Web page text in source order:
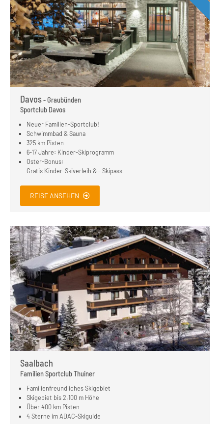
Davos- Graubünden
Sportclub Davos
Neuer Familien-Sportclub!
Schwimmbad & Sauna
325 km Pisten
6-17 Jahre: Kinder-Skiprogramm
Oster-Bonus:
Gratis Kinder-Skiverleih & - Skipass
REISE ANSEHEN
Saalbach
Familien Sportclub Thuiner
Familienfreundliches Skigebiet
Skigebiet bis 2.100 m Höhe
Über 400 km Pisten
4 Sterne im ADAC-Skiguide